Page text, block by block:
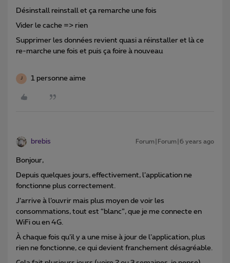
Désinstall reinstall et ça remarche une fois
Vider le cache => rien
Supprimer les données revient quasi a réinstaller et là ce
re-marche une fois et puis ça foire à nouveau
J 1 personne aime
brebis Forum|Forum|6 years ago
Bonjour,
Depuis quelques jours, effectivement, l’application ne
fonctionne plus correctement.
J’arrive à l’ouvrir mais plus moyen de voir les
consommations, tout est “blanc”, que je me connecte en
WiFi ou en 4G.
À chaque fois qu’il y a une mise à jour de l’application, plus
rien ne fonctionne, ce qui devient franchement désagréable.